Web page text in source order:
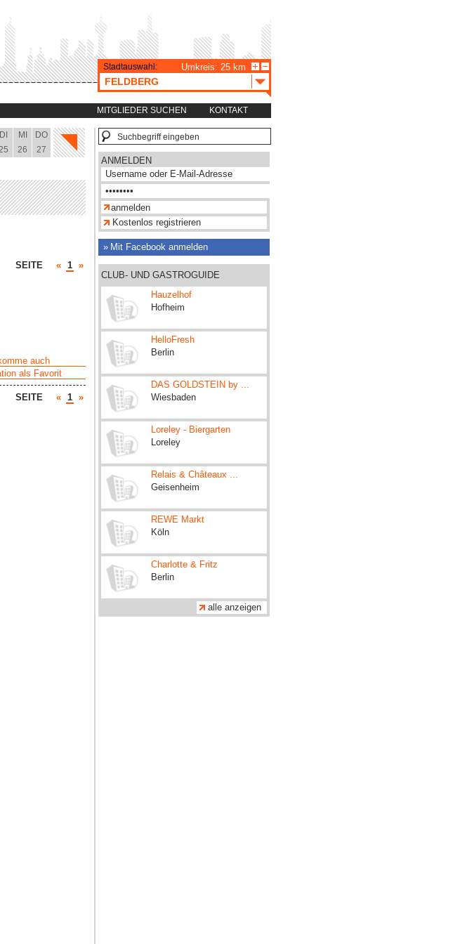
MITGLIEDER SUCHEN KONTAKT
Stadtauswahl: Umkreis: 25 km
FELDBERG
DI
MI
26
DO
27
SEITE « 1 »
auch
als Favorit
SEITE « 1 »
ANMELDEN
Kostenlos registrieren
Mit Facebook anmelden
CLUB- UND GASTROGUIDE
Hauzelhof
Hofheim
HelloFresh
Berlin
DAS GOLDSTEIN by ...
Wiesbaden
Loreley - Biergarten
Loreley
Relais & Châteaux ...
Geisenheim
REWE Markt
Köln
Charlotte & Fritz
Berlin
alle anzeigen